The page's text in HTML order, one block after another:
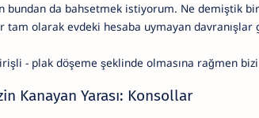
bundan da bahsetmek istiyorum. Ne demiştik
tam olarak evdeki hesaba uymayan
- plak döşeme şeklinde olmasına rağmen
Kanayan Yarası: Konsollar